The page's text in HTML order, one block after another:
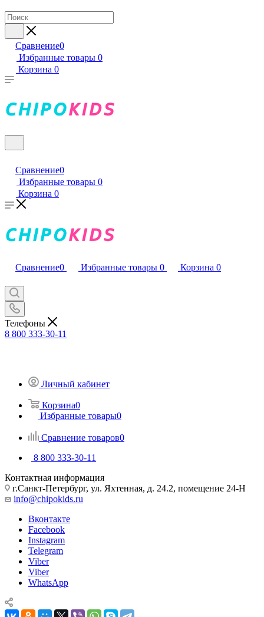
Сравнение0
Избранные товары 0
Корзина 0
Сравнение0
Избранные товары 0
Корзина 0
Сравнение0 Избранные товары 0 Корзина 0
Телефоны
8 800 333-30-11
Личный кабинет
Корзина0
Избранные товары0
Сравнение товаров0
8 800 333-30-11
Контактная информация
г.Санкт-Петербург, ул. Яхтенная, д. 24.2, помещение 24-Н
info@chipokids.ru
Вконтакте
Facebook
Instagram
Telegram
Viber
Viber
WhatsApp